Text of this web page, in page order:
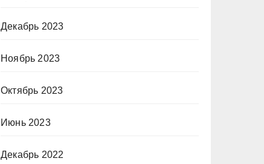
Декабрь 2023
Ноябрь 2023
Октябрь 2023
Июнь 2023
Декабрь 2022